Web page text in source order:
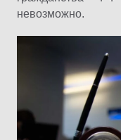
невозможно.